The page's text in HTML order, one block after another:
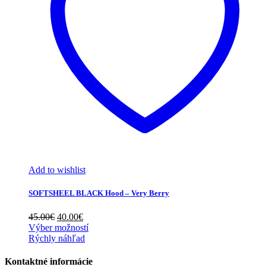
Add to wishlist
SOFTSHEEL BLACK Hood – Very Berry
45.00€ Pôvodná
cena
bola:
40.00€Aktuálna
cena
je:
Výber možností
Rýchly náhľad
Kontaktné informácie